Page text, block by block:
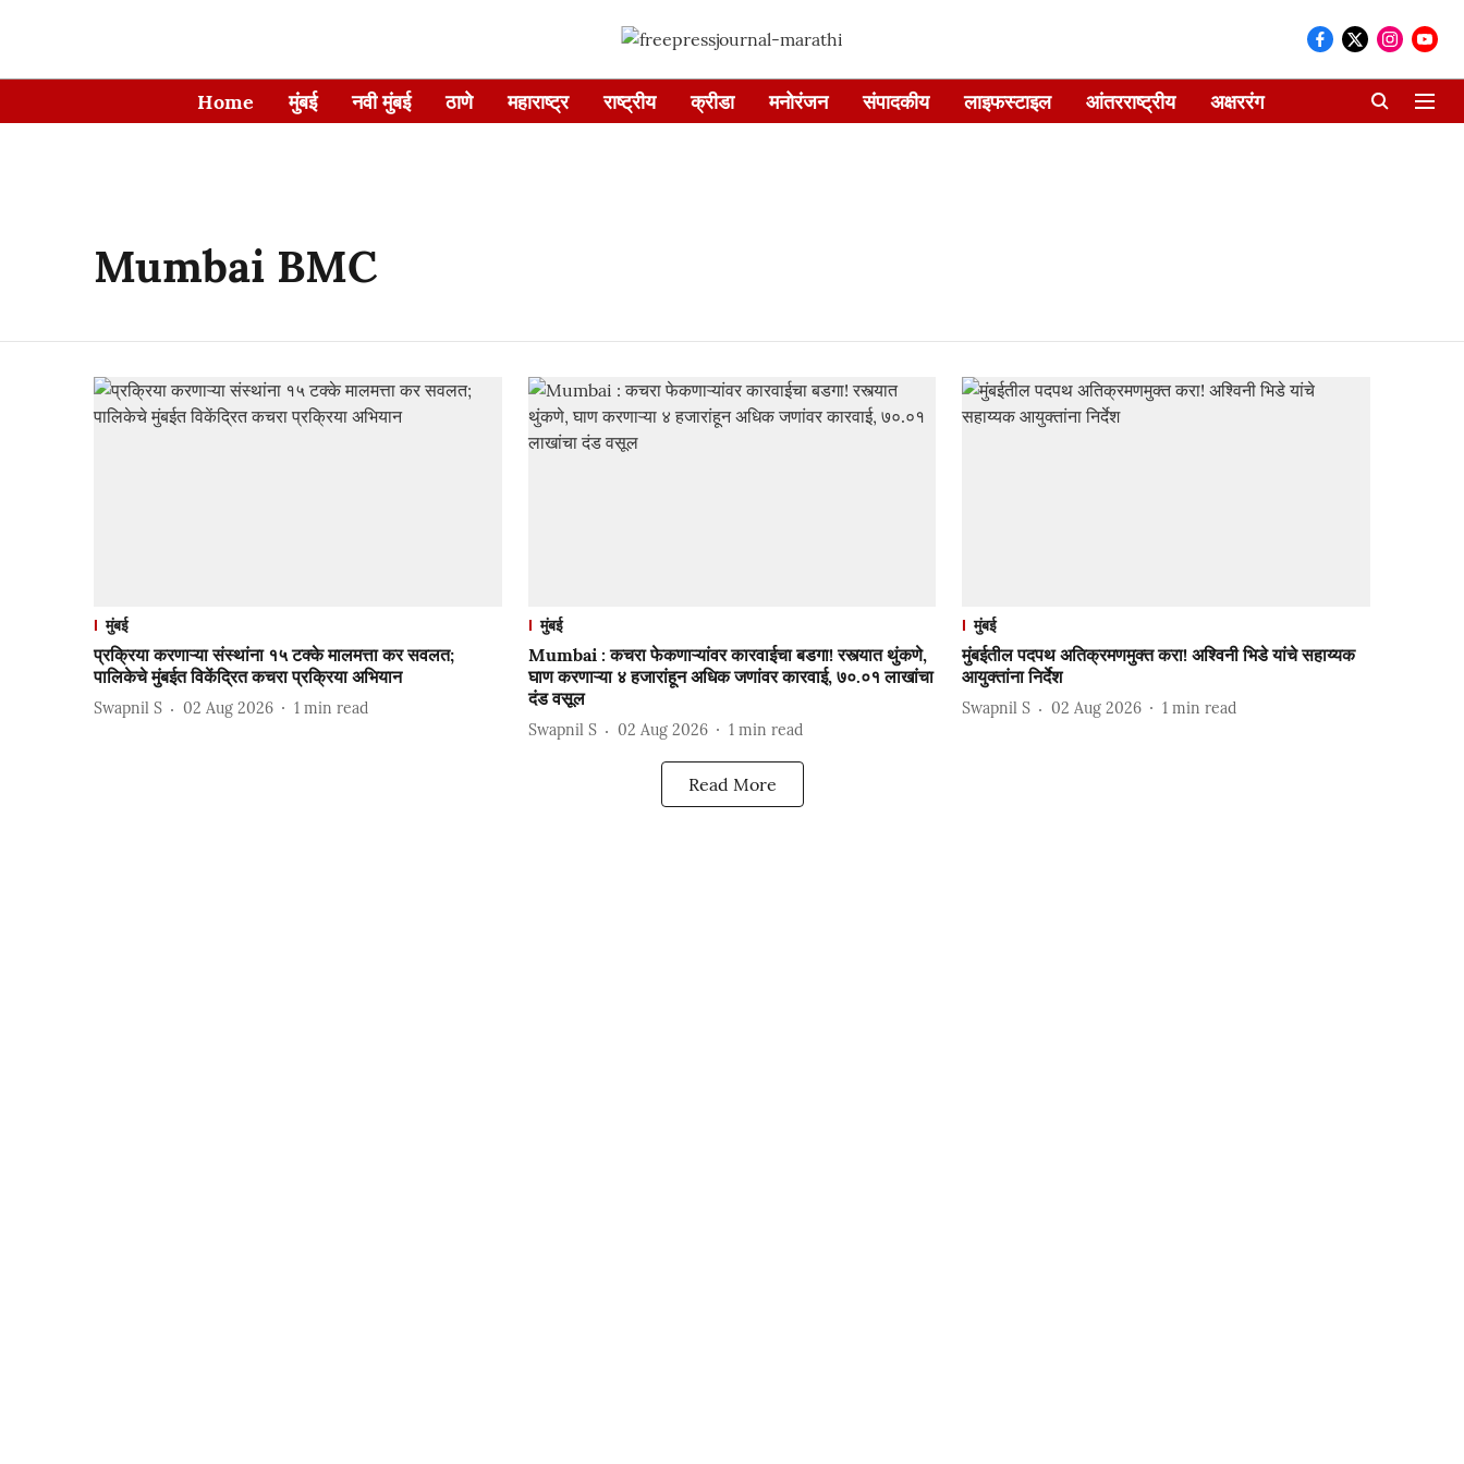
Home मुंबई नवी मुंबई ठाणे महाराष्ट्र राष्ट्रीय क्रीडा मनोरंजन संपादकीय लाइफस्टाइल आंतरराष्ट्रीय अक्षररंग
Mumbai BMC
मुंबई
प्रक्रिया करणाऱ्या संस्थांना १५ टक्के मालमत्ता कर सवलत;
पालिकेचे मुंबईत विकेंद्रित कचरा प्रक्रिया अभियान
Swapnil S 02 Aug 2026 1 min read
मुंबई
Mumbai : कचरा फेकणाऱ्यांवर कारवाईचा बडगा! रस्त्यात थुंकणे,
घाण करणाऱ्या ४ हजारांहून अधिक जणांवर कारवाई, ७०.०१ लाखांचा
दंड वसूल
Swapnil S 02 Aug 2026 1 min read
मुंबई
मुंबईतील पदपथ अतिक्रमणमुक्त करा! अश्विनी भिडे यांचे सहाय्यक
आयुक्तांना निर्देश
Swapnil S 02 Aug 2026 1 min read
Read More